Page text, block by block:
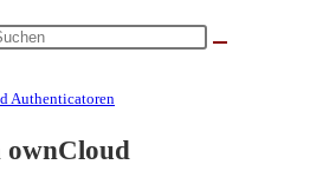
Authenticatoren
ownCloud